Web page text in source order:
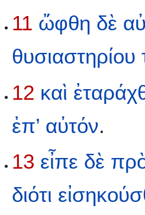
11 ὤφθη δὲ
θυσιαστηρίου
12 καὶ
ἐπ’ αὐτόν.
13 εἶπε δὲ
διότι